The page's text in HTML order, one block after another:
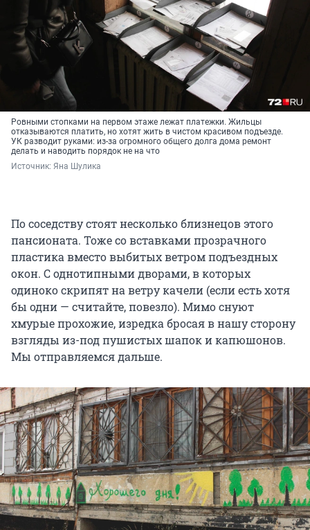
Ровными стопками на первом этаже лежат платежки. Жильцы
отказываются платить, но хотят жить в чистом красивом подъезде.
УК разводит руками: из-за огромного общего долга дома ремонт
делать и наводить порядок не на что
Источник: Яна Шулика
По соседству стоят несколько близнецов этого
пансионата. Тоже со вставками прозрачного
пластика вместо выбитых ветром подъездных
окон. С однотипными дворами, в которых
одиноко скрипят на ветру качели (если есть хотя
бы одни — считайте, повезло). Мимо снуют
хмурые прохожие, изредка бросая в нашу сторону
взгляды из-под пушистых шапок и капюшонов.
Мы отправляемся дальше.